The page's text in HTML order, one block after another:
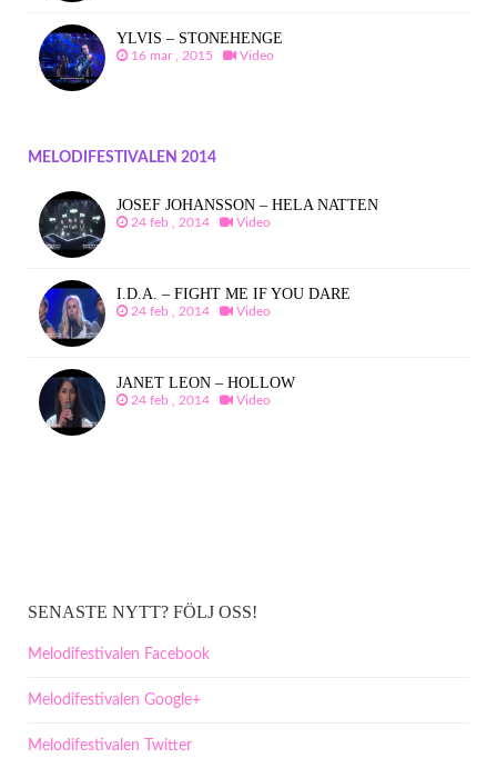
YLVIS – STONEHENGE
16 mar , 2015 Video
MELODIFESTIVALEN 2014
JOSEF JOHANSSON – HELA NATTEN
24 feb , 2014 Video
I.D.A. – FIGHT ME IF YOU DARE
24 feb , 2014 Video
JANET LEON – HOLLOW
24 feb , 2014 Video
SENASTE NYTT? FÖLJ OSS!
Melodifestivalen Facebook
Melodifestivalen Google+
Melodifestivalen Twitter